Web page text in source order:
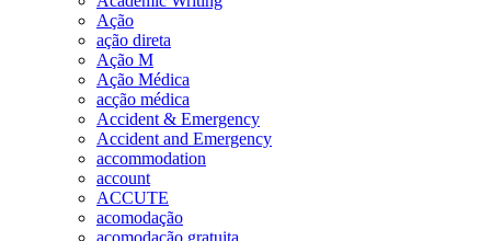
Ação
ação direta
Ação M
Ação Médica
acção médica
Accident & Emergency
Accident and Emergency
accommodation
account
ACCUTE
acomodação
acomodação gratuita